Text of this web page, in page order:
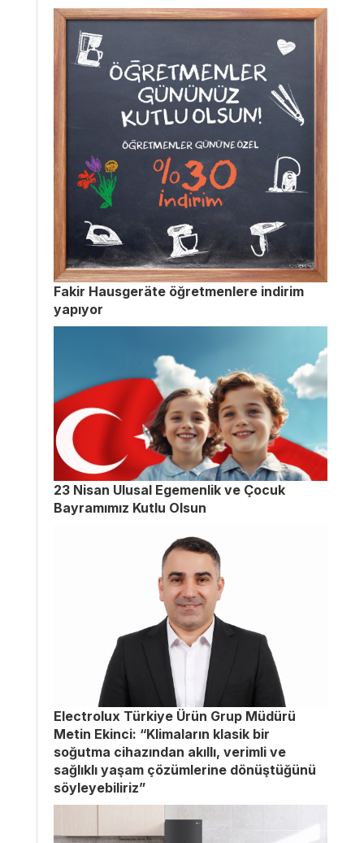
Fakir Hausgeräte öğretmenlere indirim
yapıyor
23 Nisan Ulusal Egemenlik ve Çocuk
Bayramımız Kutlu Olsun
Electrolux Türkiye Ürün Grup Müdürü
Metin Ekinci: “Klimaların klasik bir
soğutma cihazından akıllı, verimli ve
sağlıklı yaşam çözümlerine dönüştüğünü
söyleyebiliriz”